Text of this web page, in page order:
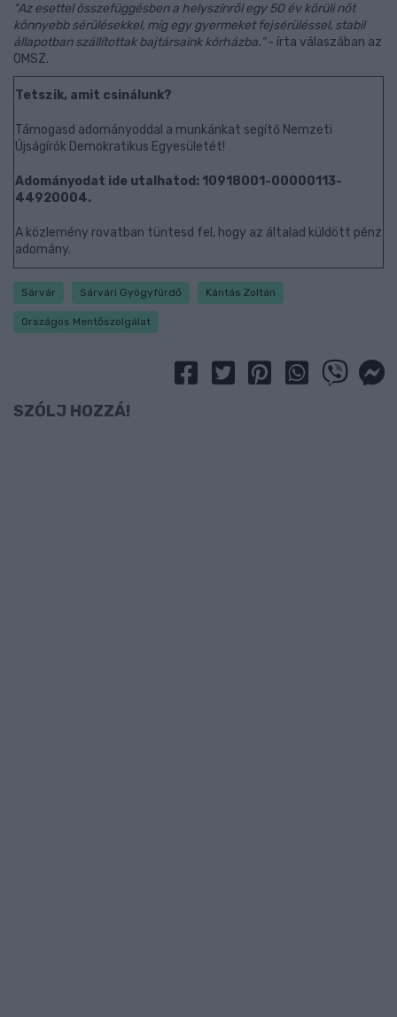
“Az esettel összefüggésben a helyszínről egy 50 év körüli nőt
könnyebb sérülésekkel, míg egy gyermeket fejsérüléssel, stabil
állapotban szállítottak bajtársaink kórházba.”- írta válaszában az
OMSZ.
Tetszik, amit csinálunk?
Támogasd adományoddal a munkánkat segítő Nemzeti
Újságírók Demokratikus Egyesületét!
Adományodat ide utalhatod: 10918001-00000113-
44920004.
A közlemény rovatban tüntesd fel, hogy az általad küldött pénz
adomány.
Sárvár Sárvári Gyógyfürdő Kántás Zoltán
Országos Mentőszolgálat
SZÓLJ HOZZÁ!